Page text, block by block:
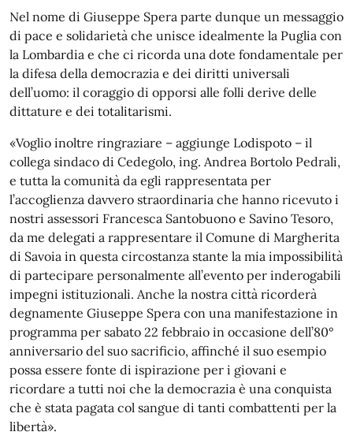
Nel nome di Giuseppe Spera parte dunque un messaggio
di pace e solidarietà che unisce idealmente la Puglia con
la Lombardia e che ci ricorda una dote fondamentale per
la difesa della democrazia e dei diritti universali
dell’uomo: il coraggio di opporsi alle folli derive delle
dittature e dei totalitarismi.
«Voglio inoltre ringraziare – aggiunge Lodispoto – il
collega sindaco di Cedegolo, ing. Andrea Bortolo Pedrali,
e tutta la comunità da egli rappresentata per
l’accoglienza davvero straordinaria che hanno ricevuto i
nostri assessori Francesca Santobuono e Savino Tesoro,
da me delegati a rappresentare il Comune di Margherita
di Savoia in questa circostanza stante la mia impossibilità
di partecipare personalmente all’evento per inderogabili
impegni istituzionali. Anche la nostra città ricorderà
degnamente Giuseppe Spera con una manifestazione in
programma per sabato 22 febbraio in occasione dell’80°
anniversario del suo sacrificio, affinché il suo esempio
possa essere fonte di ispirazione per i giovani e
ricordare a tutti noi che la democrazia è una conquista
che è stata pagata col sangue di tanti combattenti per la
libertà».